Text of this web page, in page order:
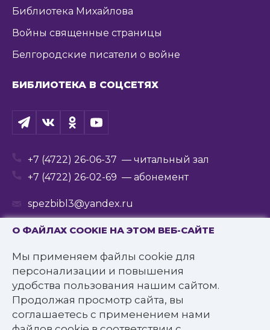
О ФАЙЛАХ COOKIE НА ЭТОМ ВЕБ-САЙТЕ
Мы применяем файлы cookie для
персонализации и повышения
удобства пользования нашим сайтом.
Продолжая просмотр сайта, вы
соглашаетесь с применением нами
Библиотека Михайлова
Войны священные страницы
Белгородские писатели о войне
БИБЛИОТЕКА В СОЦСЕТЯХ
+7 (4722) 26-06-37 — читальный зал
+7 (4722) 26-02-69 — абонемент
spezbibl3@yandex.ru
© 2016—2022 Государственное бюджетное
учреждение культуры
«Белгородская государственная специальная
библиотека для слепых им. В.Я. Ерошенко».
Все права защищены.